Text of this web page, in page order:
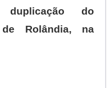
duplicação do
Rolândia, na